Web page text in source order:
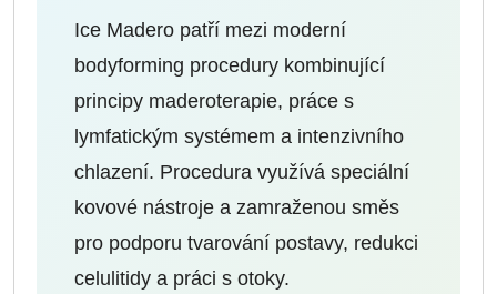
Ice Madero patří mezi moderní
bodyforming procedury kombinující
principy maderoterapie, práce s
lymfatickým systémem a intenzivního
chlazení. Procedura využívá speciální
kovové nástroje a zamraženou směs
pro podporu tvarování postavy, redukci
celulitidy a práci s otoky.